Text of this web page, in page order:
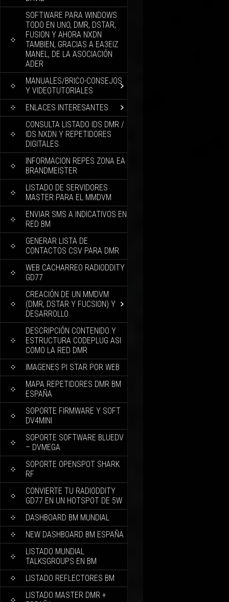
SOFTWARE PARA WINDOWS
TODO EN UNO, DMR, DSTAR,
FUSION Y AHORA NXDN
TAMBIEN, GRACIAS A EA3EIZ
MANEL, DE LA ASOCIACIÓN
ADER
MANUALES/BRICO-CONSEJOS
Y VIDEOTUTORIALES
ENLACES INTERESANTES
CONSULTA LISTADO IDS DMR /
IDS NXDN Y REPETIDORES
DIGITALES
INFORMACION REPES ZONA EA
BRANDMEISTER
LISTADO DE SERVIDORES
MASTER PARA EL MMDVM
ENVIAR SMS A INDICATIVOS EN
RED BM
GENERAR LISTA DE
CONTACTOS CSV PARA DMR
WEB CACHARREO RADIODDITY
GD77
CREACIÓN DE UN MMDVM
(DMR, DSTAR Y FUCSION) Y
DESARROLLO
DESCRIPCIÓN CONTENIDO Y
ESTRUCTURA CODEPLUG ASI
COMO LA RED DMR
IMAGENES PI STAR POR WEB
MAPA REPETIDORES DMR BM
ESPAÑA
SOPORTE FIRMWARE Y SOFT
DV4MINI
SOPORTE SOFTWARE BLUEDV
– DVMEGA
SOPORTE OPENSPOT SHARK
RF
CONVIERTE TU RADIODDITY
GD77 EN UN HOTSPOT DE 5W
DASHBOARD BM MUNDIAL
NEW DASHBOARD BM ESPAÑA
LISTADO MUNDIAL
TALKSGROUPS EN BM
LISTADO REFLECTORES BM
LISTADO MASTER DMR +